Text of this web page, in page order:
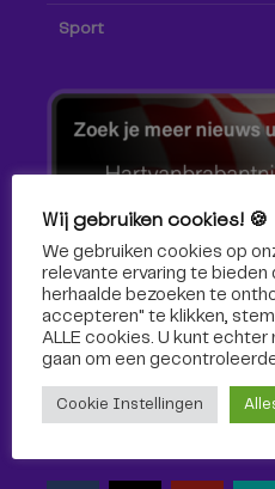
Sport
Volg ons!
Volg Omroep Tilburg niet
Wij gebruiken cookies! 🍪
We gebruiken cookies op
relevante ervaring te bieden
herhaalde bezoeken te
accepteren" te klikken,
ALLE cookies. U kunt
gaan om een
Cookie Instellingen